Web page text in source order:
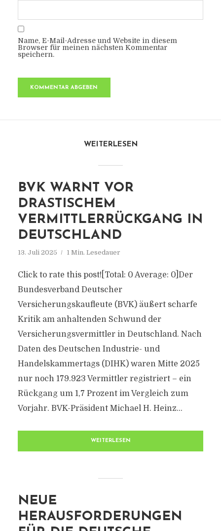
Name, E-Mail-Adresse und Website in diesem
Browser für meinen nächsten Kommentar
speichern.
WEITERLESEN
BVK WARNT VOR
DRASTISCHEM
VERMITTLERRÜCKGANG IN
DEUTSCHLAND
13. Juli 2025 1 Min. Lesedauer
Click to rate this post![Total: 0 Average: 0]Der
Bundesverband Deutscher
Versicherungskaufleute (BVK) äußert scharfe
Kritik am anhaltenden Schwund der
Versicherungsvermittler in Deutschland. Nach
Daten des Deutschen Industrie- und
Handelskammertags (DIHK) waren Mitte 2025
nur noch 179.923 Vermittler registriert – ein
Rückgang um 1,7 Prozent im Vergleich zum
Vorjahr. BVK-Präsident Michael H. Heinz...
WEITERLESEN
NEUE
HERAUSFORDERUNGEN